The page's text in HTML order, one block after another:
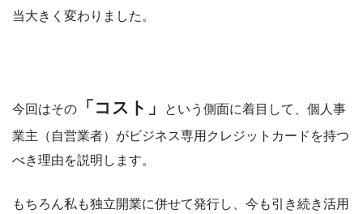
当大きく変わりました。
今回はその 「コスト」
という側面に着目して、個人事
業主（自営業者）がビジネス専用クレジットカードを持つ
べき理由を説明します。
もちろん私も独立開業に併せて発行し、今も引き続き活用